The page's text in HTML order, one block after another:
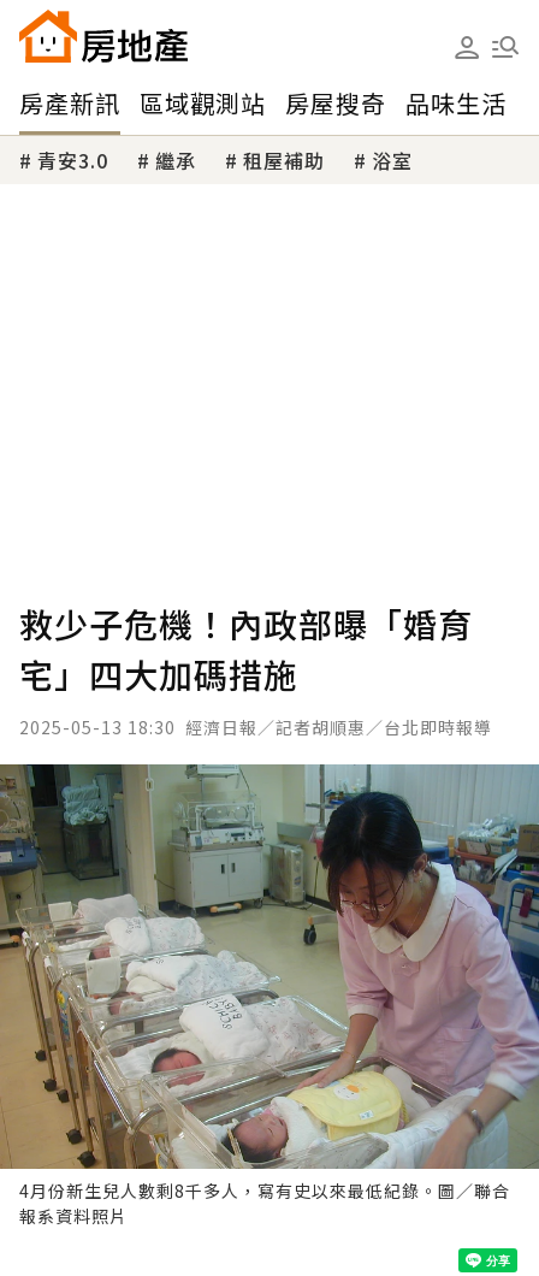
房產新訊 區域觀測站 房屋搜奇 品味生活
青安3.0 繼承 租屋補助 浴室
救少子危機！內政部曝「婚育
宅」四大加碼措施
2025-05-13 18:30 經濟日報／記者胡順惠／台北即時報導
4月份新生兒人數剩8千多人，寫有史以來最低紀錄。圖／聯合
報系資料照片